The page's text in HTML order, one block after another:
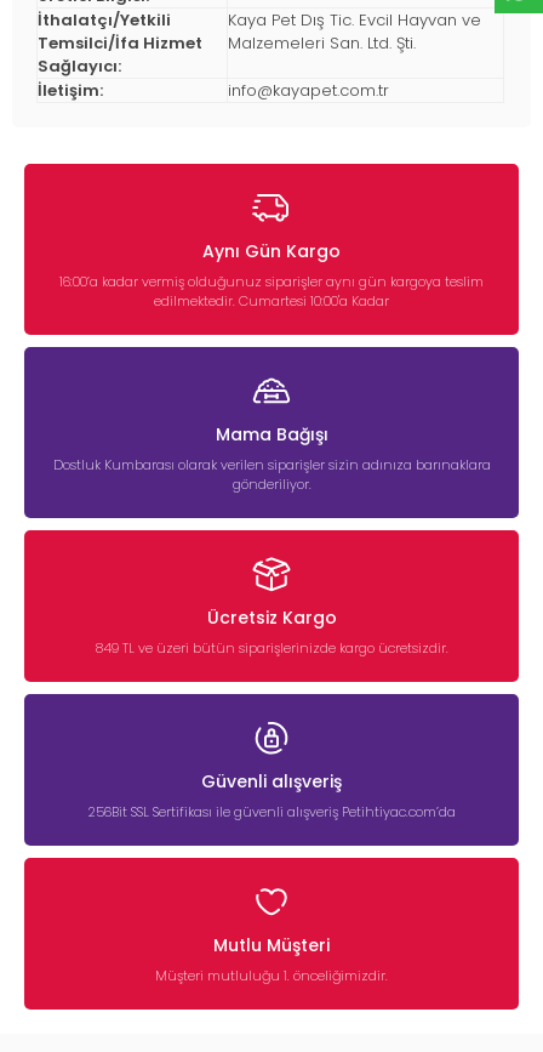
İthalatçı/Yetkili
Temsilci/İfa Hizmet
Sağlayıcı:
Kaya Pet Dış Tic. Evcil Hayvan ve
Malzemeleri San. Ltd. Şti.
İletişim: info@kayapet.com.tr
Aynı Gün Kargo
16:00’a kadar vermiş olduğunuz siparişler aynı gün kargoya teslim
edilmektedir. Cumartesi 10:00'a Kadar
Mama Bağışı
Dostluk Kumbarası olarak verilen siparişler sizin adınıza barınaklara
gönderiliyor.
Ücretsiz Kargo
849 TL ve üzeri bütün siparişlerinizde kargo ücretsizdir.
Güvenli alışveriş
256Bit SSL Sertifikası ile güvenli alışveriş Petihtiyac.com’da
Mutlu Müşteri
Müşteri mutluluğu 1. önceliğimizdir.